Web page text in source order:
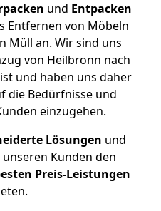
und Entpacken
Entfernen von Möbeln
Müll an. Wir sind uns
von Heilbronn nach
und haben uns daher
die Bedürfnisse und
einzugehen.
Lösungen und
Kunden den
Preis-Leistungen